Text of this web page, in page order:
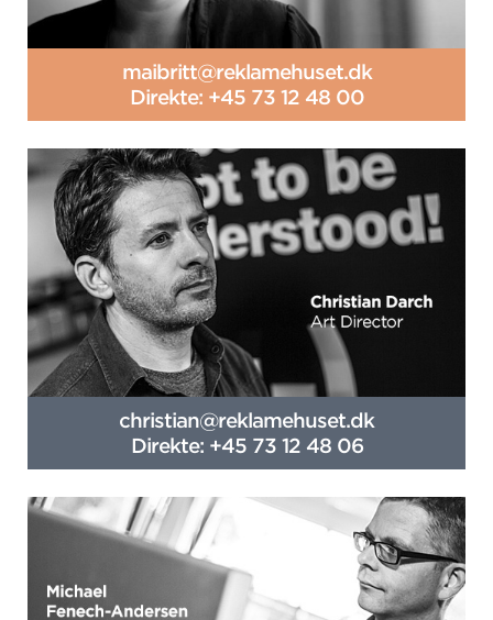
maibritt@reklamehuset.dk
Direkte: +45 73 12 48 00
christian@reklamehuset.dk
Direkte: +45 73 12 48 06